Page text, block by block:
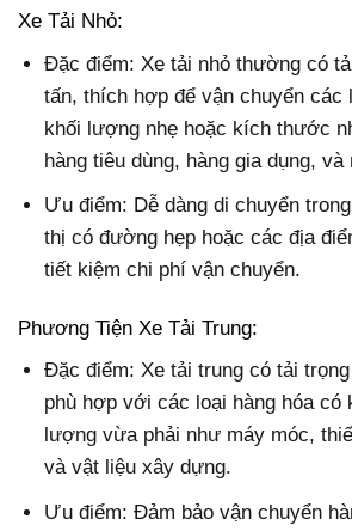
Xe Tải Nhỏ:
Đặc điểm: Xe tải nhỏ thường có
tấn, thích hợp để vận chuyển các
khối lượng nhẹ hoặc kích thước
hàng tiêu dùng, hàng gia dụng, và
Ưu điểm: Dễ dàng di chuyển
thị có đường hẹp hoặc các địa
tiết kiệm chi phí vận chuyển.
Phương Tiện Xe Tải Trung:
Đặc điểm: Xe tải trung có tải
phù hợp với các loại hàng hóa
lượng vừa phải như máy móc,
và vật liệu xây dựng.
Ưu điểm: Đảm bảo vận chuyển